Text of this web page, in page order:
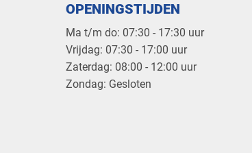
OPENINGSTIJDEN
Ma t/m do: 07:30 - 17:30 uur
​Vrijdag: 07:30 - 17:00 uur
​Zaterdag: 08:00 - 12:00 uur
​Zondag: Gesloten